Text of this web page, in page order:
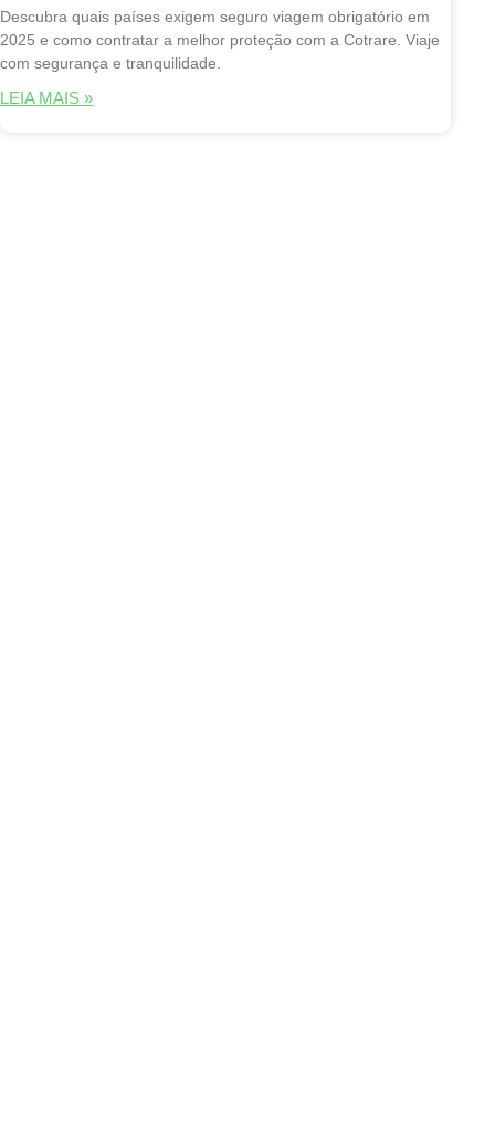
Descubra quais países exigem seguro viagem obrigatório em
2025 e como contratar a melhor proteção com a Cotrare. Viaje
com segurança e tranquilidade.
LEIA MAIS »